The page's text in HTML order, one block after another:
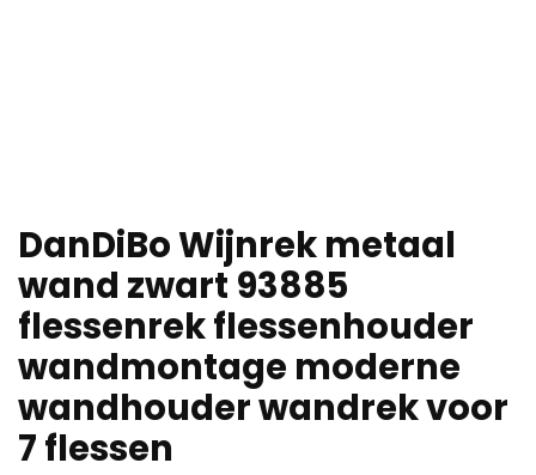
DanDiBo Wijnrek metaal
wand zwart 93885
flessenrek flessenhouder
wandmontage moderne
wandhouder wandrek voor
7 flessen